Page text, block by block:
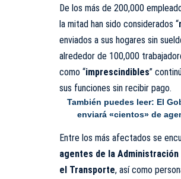
De los más de 200,000
la mitad han sido considerados “
enviados a sus hogares sin
alrededor de 100,000
como “imprescindibles”
sus funciones sin recibir pago.
También puedes leer: El
enviará «cientos» de
Entre los más afectados se
agentes de la Administración
el Transporte, así como